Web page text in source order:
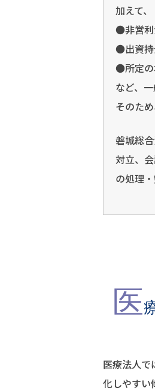
加えて、
●非営利
●出資持
●所定の
など、
そのた
磐城総
対立、
の処理
医
医療法人で
化しやすい